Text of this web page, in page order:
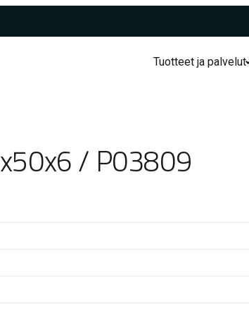
Tuotteet ja palvelut
/ P03809